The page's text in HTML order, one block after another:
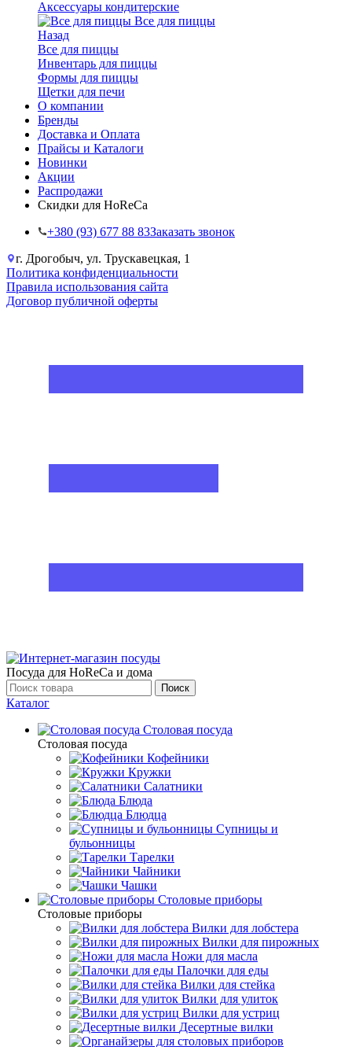
Аксессуары кондитерские
Все для пиццы
Назад
Все для пиццы
Инвентарь для пиццы
Формы для пиццы
Щетки для печи
О компании
Бренды
Доставка и Оплата
Прайсы и Каталоги
Новинки
Акции
Распродажи
Скидки для HoReCa
+38‎0 (93) 677 88 83Заказать звонок
г. Дрогобыч, ул. Трускавецкая, 1
Политика конфиденциальности
Правила использования сайта
Договор публичной оферты
Посуда для HoReCa и дома
Поиск
Каталог
Столовая посуда
Столовая посуда
Кофейники
Кружки
Салатники
Блюда
Блюдца
Супницы и
бульонницы
Тарелки
Чайники
Чашки
Cтоловые приборы
Cтоловые приборы
Вилки для лобстера
Вилки для пирожных
Ножи для масла
Палочки для еды
Вилки для стейка
Вилки для улиток
Вилки для устриц
Десертные вилки